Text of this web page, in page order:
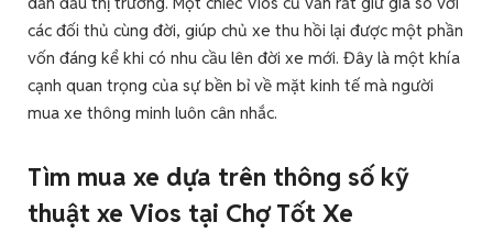
các đối thủ cùng đời, giúp chủ xe thu hồi lại được một phần
vốn đáng kể khi có nhu cầu lên đời xe mới. Đây là một khía
cạnh quan trọng của sự bền bỉ về mặt kinh tế mà người
mua xe thông minh luôn cân nhắc.
Tìm mua xe dựa trên thông số kỹ
thuật xe Vios tại Chợ Tốt Xe